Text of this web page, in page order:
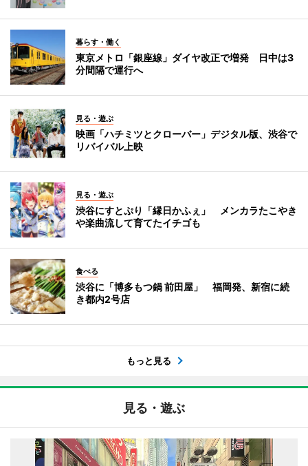
暮らす・働く
東京メトロ「銀座線」ダイヤ改正で増発 日中は3
分間隔で運行へ
見る・遊ぶ
映画「ハチミツとクローバー」デジタル版、渋谷で
リバイバル上映
見る・遊ぶ
渋谷にすとぷり「縁日かふぇ」 メンカラたこやき
や楽曲流して育てたイチゴも
食べる
渋谷に「博多もつ鍋 前田屋」 福岡発、新宿に続
き都内2号店
もっと見る
見る・遊ぶ